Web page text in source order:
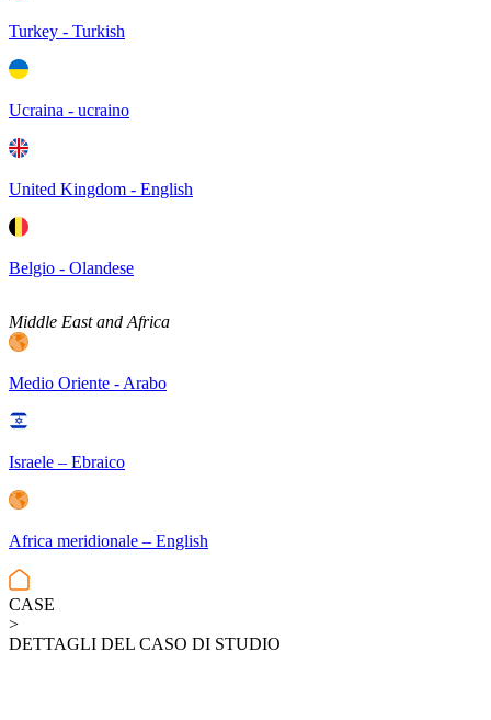
Turkey - Turkish
Ucraina - ucraino
United Kingdom - English
Belgio - Olandese
Middle East and Africa
Medio Oriente - Arabo
Israele – Ebraico
Africa meridionale – English
CASE
>
DETTAGLI DEL CASO DI STUDIO